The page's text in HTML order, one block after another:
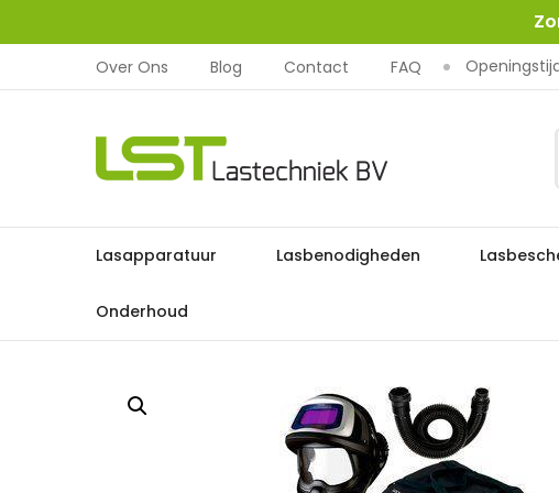
Over Ons Blog Contact FAQ
Lasapparatuur Lasbenodigheden
Onderhoud
Home Lasbescherming